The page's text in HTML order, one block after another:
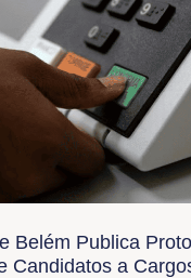
Belém Publica
Candidatos a